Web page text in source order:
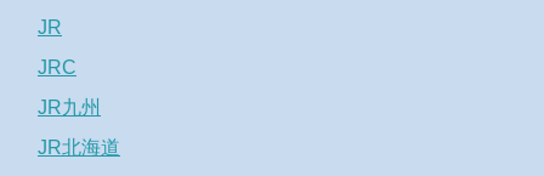
JR
JRC
JR九州
JR北海道